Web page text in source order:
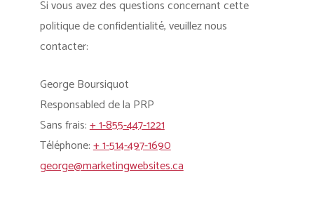
Si vous avez des questions concernant cette
politique de confidentialité, veuillez nous
contacter:
George Boursiquot
Responsabled de la PRP
Sans frais:+ 1-855-447-1221
Téléphone:+ 1-514-497-1690
george@marketingwebsites.ca